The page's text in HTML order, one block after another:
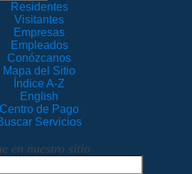
Residentes
Visitantes
Empresas
Empleados
Conózcanos
Mapa del Sitio
Índice A-Z
English
Centro de Pago
Servicios
en nuestro sitio